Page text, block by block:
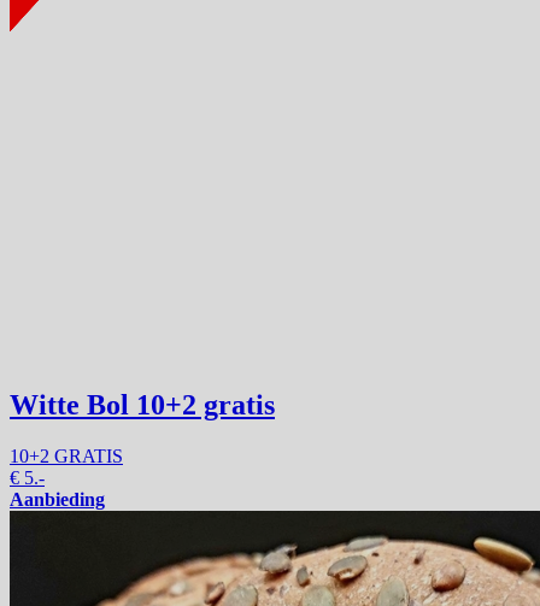
Witte Bol 10+2 gratis
10+2 GRATIS
€ 5.-
Aanbieding